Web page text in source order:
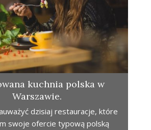
kuchnia polska w
Warszawie.
dzisiaj restauracje, które
swoje ofercie typową polską